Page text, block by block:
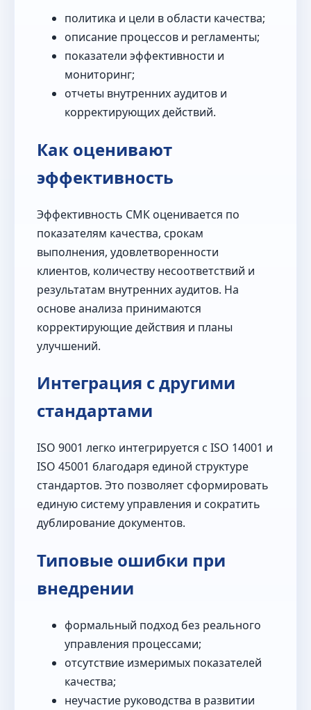
политика и цели в области качества;
описание процессов и регламенты;
показатели эффективности и
мониторинг;
отчеты внутренних аудитов и
корректирующих действий.
Как оценивают
эффективность
Эффективность СМК оценивается по
показателям качества, срокам
выполнения, удовлетворенности
клиентов, количеству несоответствий и
результатам внутренних аудитов. На
основе анализа принимаются
корректирующие действия и планы
улучшений.
Интеграция с другими
стандартами
ISO 9001 легко интегрируется с ISO 14001 и
ISO 45001 благодаря единой структуре
стандартов. Это позволяет сформировать
единую систему управления и сократить
дублирование документов.
Типовые ошибки при
внедрении
формальный подход без реального
управления процессами;
отсутствие измеримых показателей
качества;
неучастие руководства в развитии